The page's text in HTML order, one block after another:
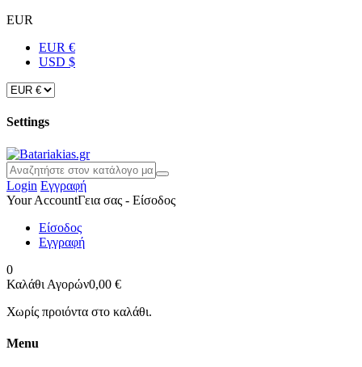
EUR
EUR €
USD $
Settings
Login Εγγραφή
Your AccountΓεια σας - Είσοδος
Είσοδος
Εγγραφή
0
Καλάθι Αγορών0,00 €
Χωρίς προιόντα στο καλάθι.
Menu